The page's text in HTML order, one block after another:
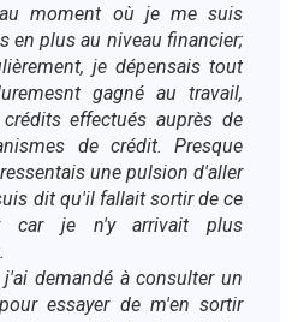
moment où je me suis
en plus au niveau financier;
je dépensais tout
gagné au travail,
effectués auprès de
de crédit. Presque
une pulsion d'aller
dit qu'il fallait sortir de ce
car je n'y arrivait plus
demandé à consulter un
essayer de m'en sortir